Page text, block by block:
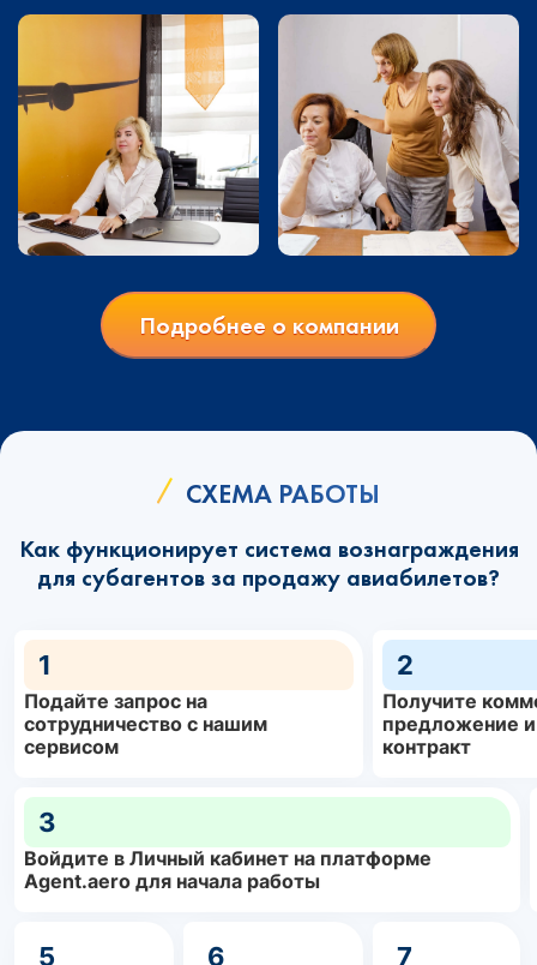
Подробнее о компании
СХЕМА РАБОТЫ
Как функционирует система вознаграждения
для субагентов за продажу авиабилетов?
1
Подайте запрос на
сотрудничество с нашим
сервисом
2
Получите
предложение
контракт
3
Войдите в Личный кабинет на платформе
Agent.aero для начала работы
5 6 7